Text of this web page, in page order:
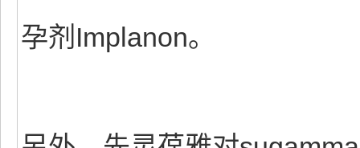
孕剂Implanon。